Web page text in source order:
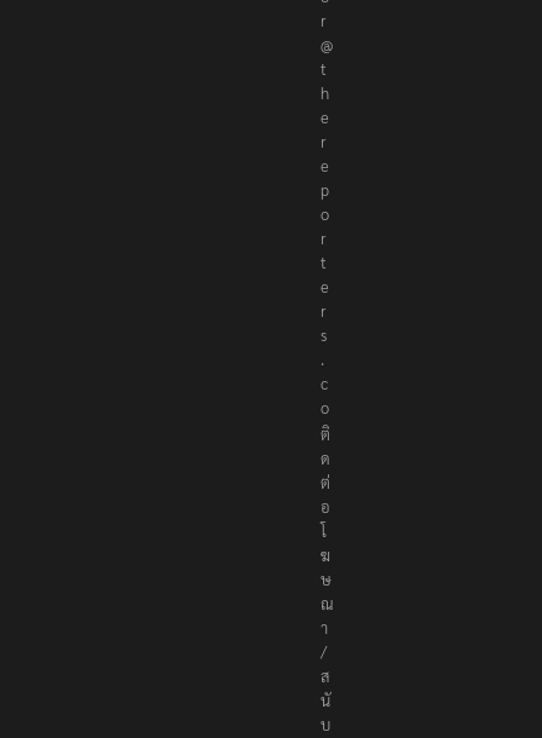
r
@
t
h
e
r
e
p
o
r
t
e
r
s
.
c
o
ติ
ด
ต่
อ
โ
ฆ
ษ
ณ
า
/
ส
นั
บ